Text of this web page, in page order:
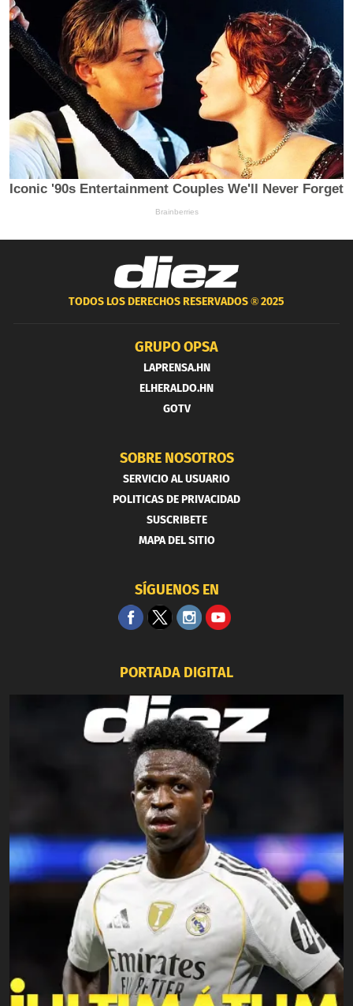
TODOS LOS DERECHOS RESERVADOS ®2025
GRUPO OPSA
LAPRENSA.HN
ELHERALDO.HN
GOTV
SOBRE NOSOTROS
SERVICIO AL USUARIO
POLITICAS DE PRIVACIDAD
SUSCRIBETE
MAPA DEL SITIO
SÍGUENOS EN
PORTADA DIGITAL